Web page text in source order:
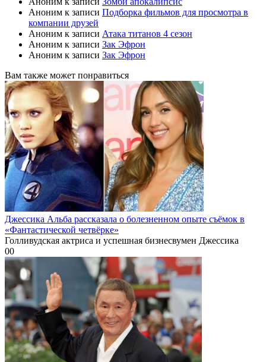
Аноним к записи Подборка фильмов для просмотра в
компании друзей
Аноним к записи Атака титанов 4 сезон
Аноним к записи Зак Эфрон
Аноним к записи Зак Эфрон
Вам также может понравиться
Джессика Альба рассказала о болезненном опыте съёмок в
«Фантастической четвёрке»
Голливудская актриса и успешная бизнесвумен Джессика
00